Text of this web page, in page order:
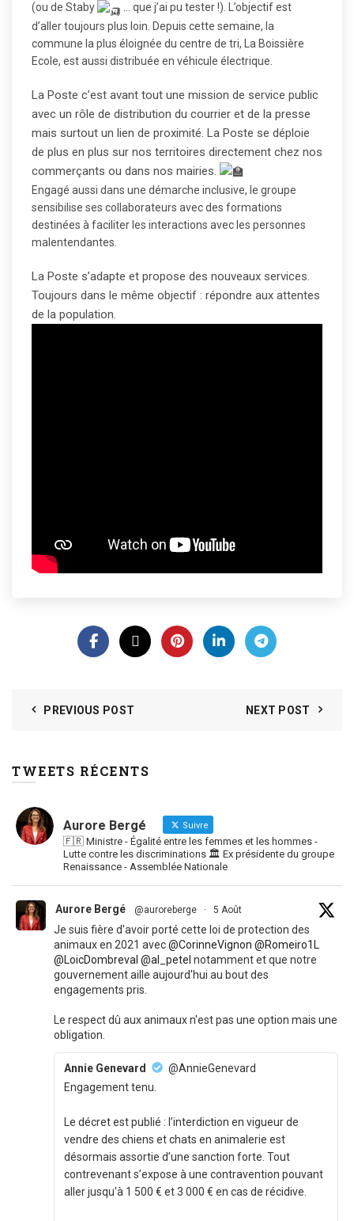
(ou de Staby
… que j’ai pu tester !). L’objectif est
d’aller toujours plus loin. Depuis cette semaine, la
commune la plus éloignée du centre de tri, La Boissière
Ecole, est aussi distribuée en véhicule électrique.
La Poste c’est avant tout une mission de service public
avec un rôle de distribution du courrier et de la presse
mais surtout un lien de proximité. La Poste se déploie
de plus en plus sur nos territoires directement chez nos
commerçants ou dans nos mairies.
Engagé aussi dans une démarche inclusive, le groupe
sensibilise ses collaborateurs avec des formations
destinées à faciliter les interactions avec les personnes
malentendantes.
La Poste s’adapte et propose des nouveaux services.
Toujours dans le même objectif : répondre aux attentes
de la population.
PREVIOUS POST NEXT POST
TWEETS RÉCENTS
Aurore Bergé Suivre
🇫🇷 Ministre - Égalité entre les femmes et les hommes -
Lutte contre les discriminations 🏛 Ex présidente du groupe
Renaissance - Assemblée Nationale
Aurore Bergé @auroreberge · 5 Août
Je suis fière d'avoir porté cette loi de protection des
animaux en 2021 avec@CorinneVignon @Romeiro1L
@LoicDombreval @al_petel notamment et que notre
gouvernement aille aujourd'hui au bout des
engagements pris.
Le respect dû aux animaux n'est pas une option mais une
obligation.
Annie Genevard
@AnnieGenevard
Engagement tenu.
Le décret est publié : l’interdiction en vigueur de
vendre des chiens et chats en animalerie est
désormais assortie d’une sanction forte. Tout
contrevenant s’expose à une contravention pouvant
aller jusqu'à 1 500 € et 3 000 € en cas de récidive.